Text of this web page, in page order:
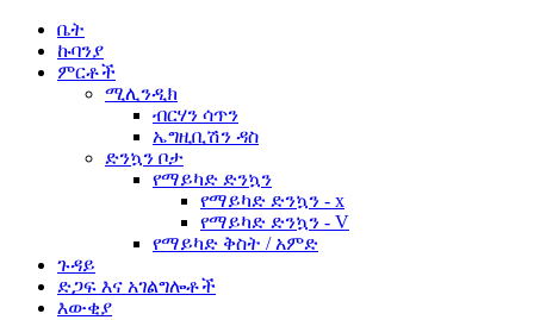
ቤት
ኩባንያ
ምርቶች
ሚሊንዲክ
ብርሃን ሳጥን
ኤግዚቢሽን ዳስ
ድንኳን ቦታ
የማይካድ ድንኳን
የማይካድ ድንኳን - x
የማይካድ ድንኳን - V
የማይካድ ቅስት / አምድ
ጉዳይ
ድጋፍ እና አገልግሎቶች
እውቂያ